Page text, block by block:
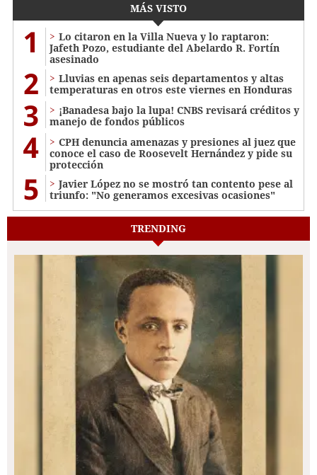
MÁS VISTO
1
Lo citaron en la Villa Nueva y lo raptaron:
Jafeth Pozo, estudiante del Abelardo R. Fortín
asesinado
2
Lluvias en apenas seis departamentos y altas
temperaturas en otros este viernes en Honduras
3
¡Banadesa bajo la lupa! CNBS revisará créditos y
manejo de fondos públicos
4
CPH denuncia amenazas y presiones al juez que
conoce el caso de Roosevelt Hernández y pide su
protección
5
Javier López no se mostró tan contento pese al
triunfo: "No generamos excesivas ocasiones"
TRENDING